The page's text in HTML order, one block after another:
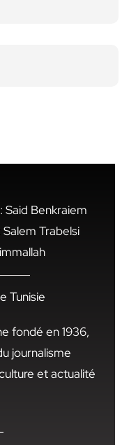
Benkraiem
Trabelsi
Tunisie
fondé en 1936,
journalisme
et actualité